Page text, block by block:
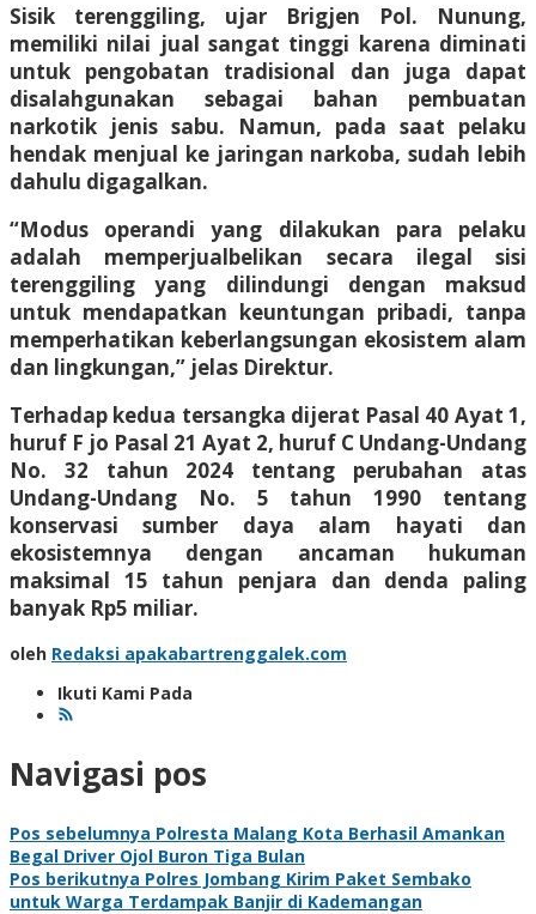
Sisik terenggiling, ujar Brigjen Pol. Nunung,
memiliki nilai jual sangat tinggi karena diminati
untuk pengobatan tradisional dan juga dapat
disalahgunakan sebagai bahan pembuatan
narkotik jenis sabu. Namun, pada saat pelaku
hendak menjual ke jaringan narkoba, sudah lebih
dahulu digagalkan.
“Modus operandi yang dilakukan para pelaku
adalah memperjualbelikan secara ilegal sisi
terenggiling yang dilindungi dengan maksud
untuk mendapatkan keuntungan pribadi, tanpa
memperhatikan keberlangsungan ekosistem alam
dan lingkungan,” jelas Direktur.
Terhadap kedua tersangka dijerat Pasal 40 Ayat 1,
huruf F jo Pasal 21 Ayat 2, huruf C Undang-Undang
No. 32 tahun 2024 tentang perubahan atas
Undang-Undang No. 5 tahun 1990 tentang
konservasi sumber daya alam hayati dan
ekosistemnya dengan ancaman hukuman
maksimal 15 tahun penjara dan denda paling
banyak Rp5 miliar.
oleh Redaksi apakabartrenggalek.com
Ikuti Kami Pada
Navigasi pos
Pos sebelumnya Polresta Malang Kota Berhasil Amankan
Begal Driver Ojol Buron Tiga Bulan
Pos berikutnya Polres Jombang Kirim Paket Sembako
untuk Warga Terdampak Banjir di Kademangan